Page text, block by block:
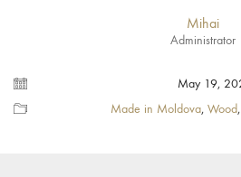
Mihai
Administrator
May 19,
Made in Moldova, Wood,